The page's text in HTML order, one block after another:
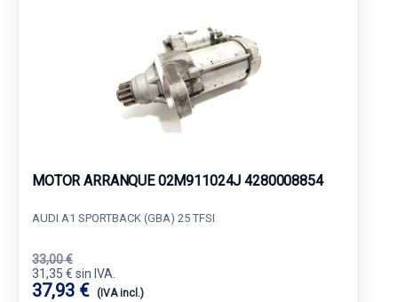
MOTOR ARRANQUE 02M911024J 4280008854
AUDI A1 SPORTBACK (GBA) 25 TFSI
33,00 €
31,35 € sin IVA.
37,93 € (IVA incl.)